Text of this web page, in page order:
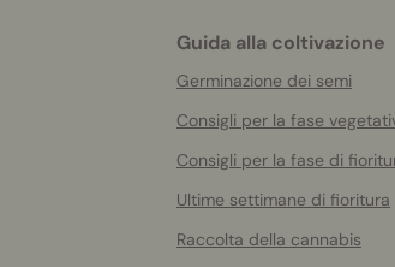
Guida alla coltivazione
Germinazione dei semi
Consigli per la fase
Consigli per la fase di
Ultime settimane di fioritura
Raccolta della cannabis